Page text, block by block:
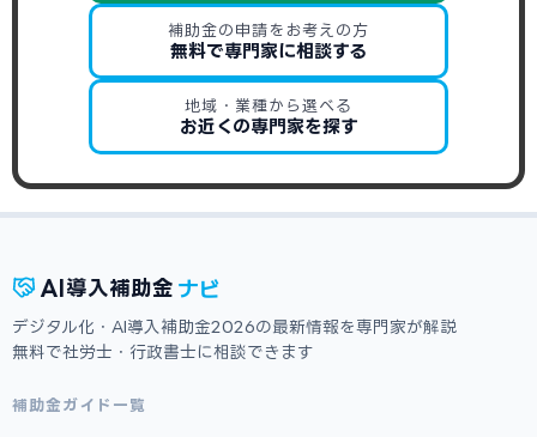
補助金の申請をお考えの方
無料で専門家に相談する
地域・業種から選べる
お近くの専門家を探す
AI 導入補助金 ナビ
デジタル化・AI導入補助金2026の最新情報を専門家が解説
無料で社労士・行政書士に相談できます
補助金ガイド一覧